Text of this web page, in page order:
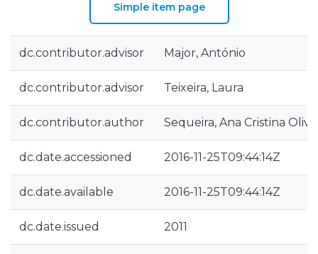
Simple item page
dc.contributor.advisor Major, António
dc.contributor.advisor Teixeira, Laura
dc.contributor.author Sequeira, Ana Cristina
dc.date.accessioned 2016-11-25T09:44:14Z
dc.date.available 2016-11-25T09:44:14Z
dc.date.issued 2011